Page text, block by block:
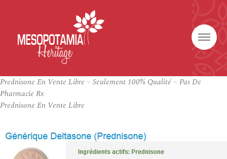
Prednisone En Vente Libre – Seulement 100% Qualité – Pas De
Pharmacie Rx
Prednisone En Vente Libre